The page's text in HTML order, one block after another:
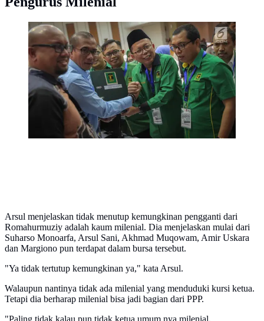
Sekjen PPP kubu Romahurmuziy (Romi) Arsul Sani
menyerahkan berkas ke anggota Komisioner KPU,
Hasyim Ashari di Kantor KPU RI, Jakarta, Sabtu
(14/10). PPP kubu Romi mengantar berkas pendaftaran
peserta Pemilihan Umum 2019. (Liputan6.com/Faizal
Fanani)
Arsul menjelaskan tidak menutup kemungkinan pengganti dari
Romahurmuziy adalah kaum milenial. Dia menjelaskan mulai dari
Suharso Monoarfa, Arsul Sani, Akhmad Muqowam, Amir Uskara
dan Margiono pun terdapat dalam bursa tersebut.
"Ya tidak tertutup kemungkinan ya," kata Arsul.
Walaupun nantinya tidak ada milenial yang menduduki kursi ketua.
Tetapi dia berharap milenial bisa jadi bagian dari PPP.
"Paling tidak kalau pun tidak ketua umum nya milenial,